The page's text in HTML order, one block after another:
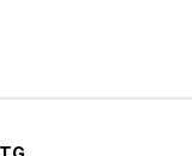
под постами.